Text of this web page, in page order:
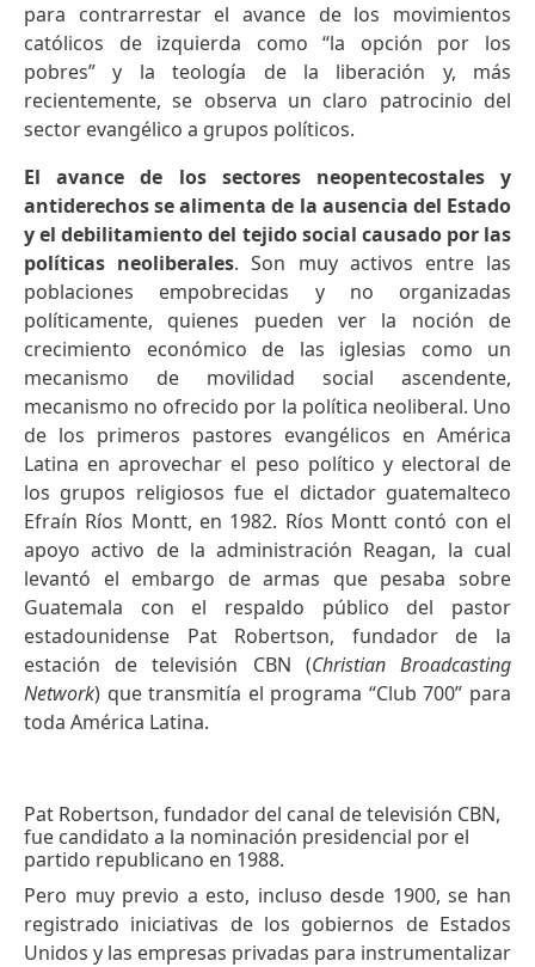
para contrarrestar el avance de los movimientos
católicos de izquierda como “la opción por los
pobres” y la teología de la liberación y, más
recientemente, se observa un claro patrocinio del
sector evangélico a grupos políticos.
El avance de los sectores neopentecostales y
antiderechos se alimenta de la ausencia del Estado
y el debilitamiento del tejido social causado por las
políticas neoliberales. Son muy activos entre las
poblaciones empobrecidas y no organizadas
políticamente, quienes pueden ver la noción de
crecimiento económico de las iglesias como un
mecanismo de movilidad social ascendente,
mecanismo no ofrecido por la política neoliberal. Uno
de los primeros pastores evangélicos en América
Latina en aprovechar el peso político y electoral de
los grupos religiosos fue el dictador guatemalteco
Efraín Ríos Montt, en 1982. Ríos Montt contó con el
apoyo activo de la administración Reagan, la cual
levantó el embargo de armas que pesaba sobre
Guatemala con el respaldo público del pastor
estadounidense Pat Robertson, fundador de la
estación de televisión CBN (Christian Broadcasting
Network) que transmitía el programa “Club 700” para
toda América Latina.
Pat Robertson, fundador del canal de televisión CBN,
fue candidato a la nominación presidencial por el
partido republicano en 1988.
Pero muy previo a esto, incluso desde 1900, se han
registrado iniciativas de los gobiernos de Estados
Unidos y las empresas privadas para instrumentalizar